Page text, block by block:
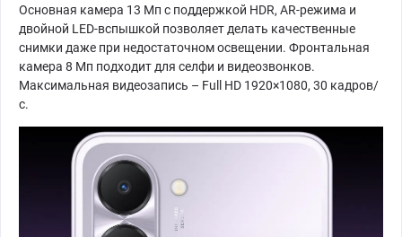
Основная камера 13 Мп с поддержкой HDR, AR-режима и
двойной LED-вспышкой позволяет делать качественные
снимки даже при недостаточном освещении. Фронтальная
камера 8 Мп подходит для селфи и видеозвонков.
Максимальная видеозапись – Full HD 1920×1080, 30 кадров/
с.